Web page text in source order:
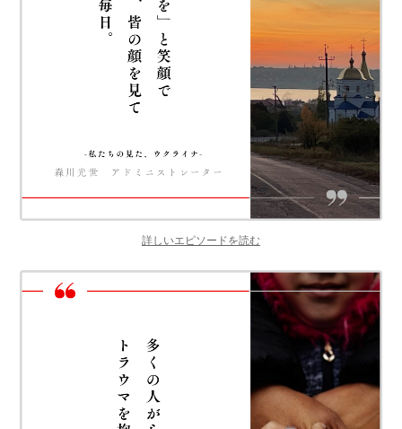
詳しいエピソードを読む